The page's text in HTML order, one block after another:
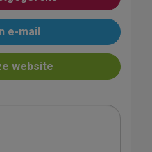
e-mail
website